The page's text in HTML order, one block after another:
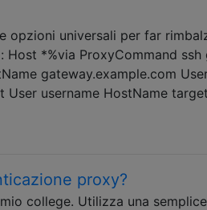
opzioni universali per far
*%via ProxyCommand
gateway.example.com
username HostName
proxy?
college. Utilizza una